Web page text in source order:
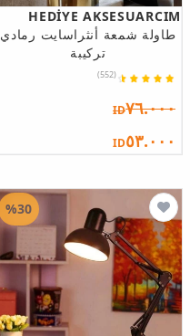
HEDİYE AKSESUARCIM
طاولة شمعة أنثراسايت رمادي
تركيبة
(552)
ID٧٦.٠٠٠
ID٥٣.٠٠٠
%30